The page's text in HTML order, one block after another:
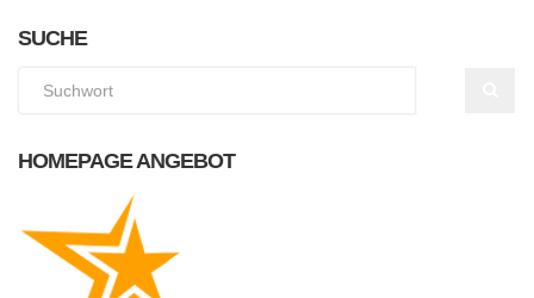
SUCHE
HOMEPAGE ANGEBOT